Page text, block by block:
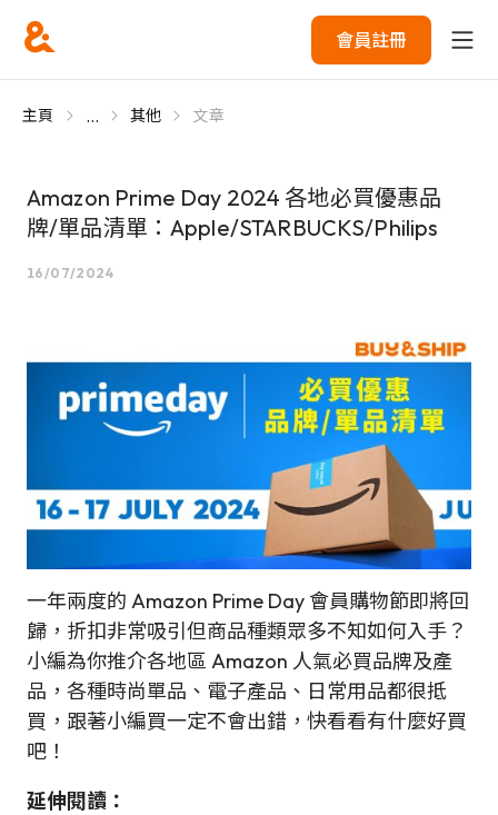
會員註冊
主頁 ... 其他 文章
Amazon Prime Day 2024 各地必買優惠品
牌/單品清單：Apple/STARBUCKS/Philips
16/07/2024
一年兩度的 Amazon Prime Day 會員購物節即將回
歸，折扣非常吸引但商品種類眾多不知如何入手？
小編為你推介各地區 Amazon 人氣必買品牌及產
品，各種時尚單品、電子產品、日常用品都很抵
買，跟著小編買一定不會出錯，快看看有什麼好買
吧！
延伸閱讀：